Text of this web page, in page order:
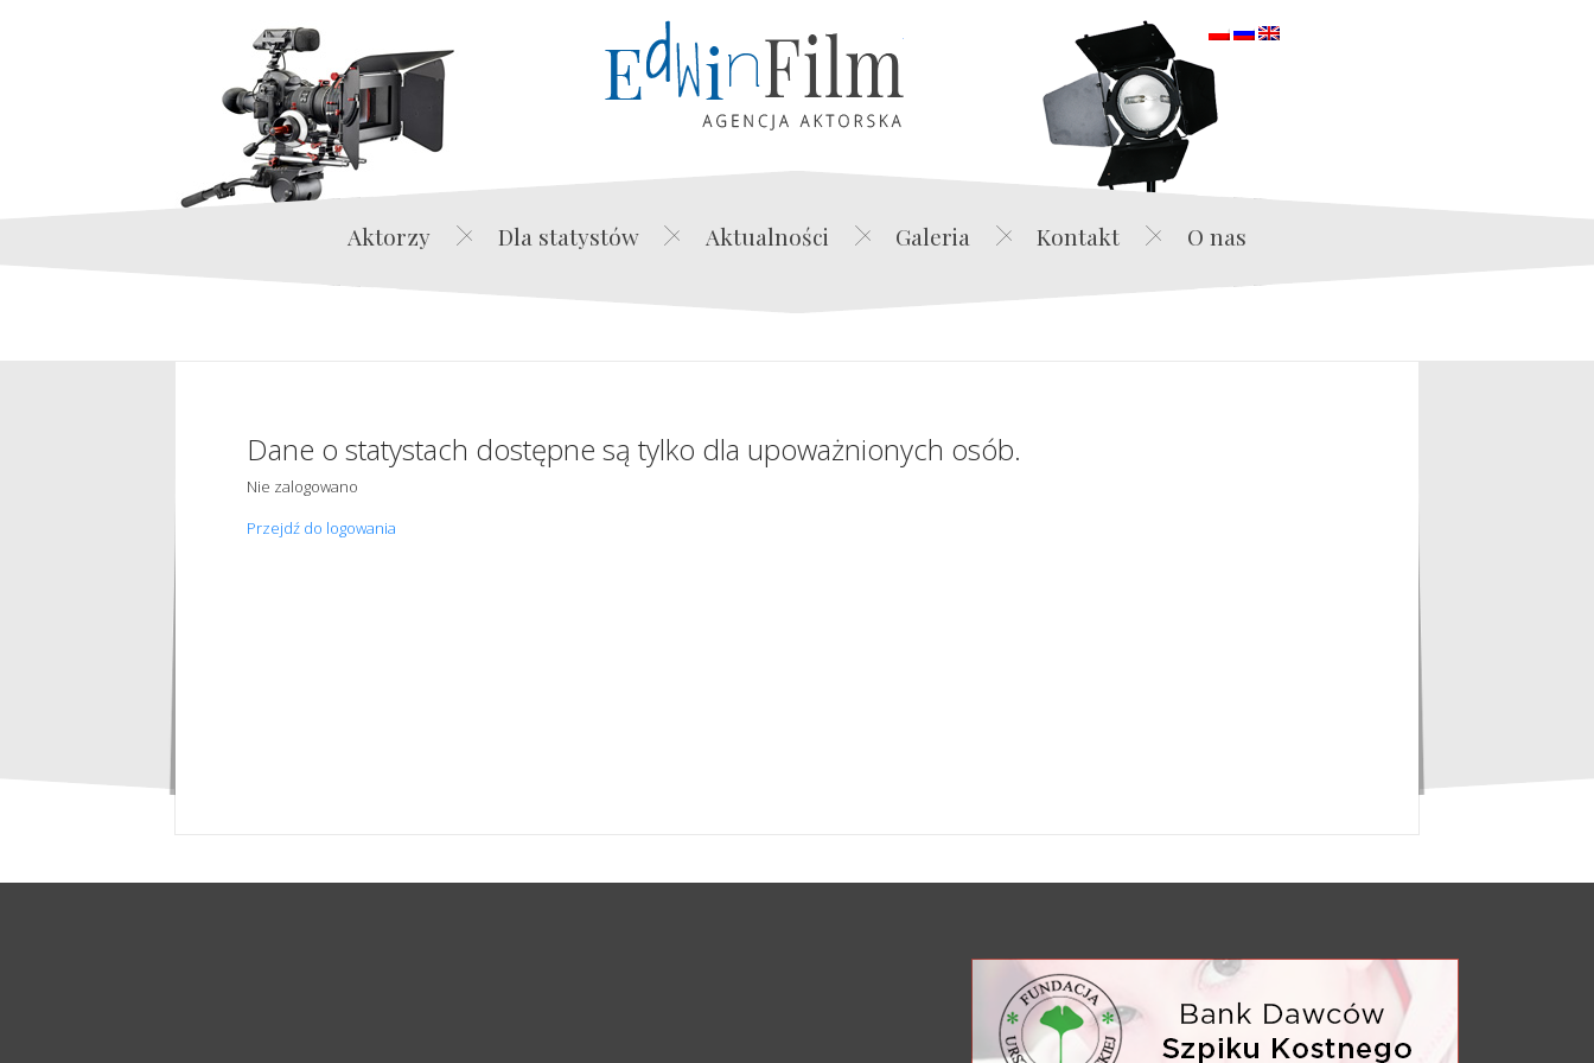
Edwin Film Agencja Aktorska
Aktorzy Dla statystów Aktualności Galeria Kontakt O nas
Dane o statystach dostępne są tylko dla upoważnionych osób.
Nie zalogowano
Przejdź do logowania